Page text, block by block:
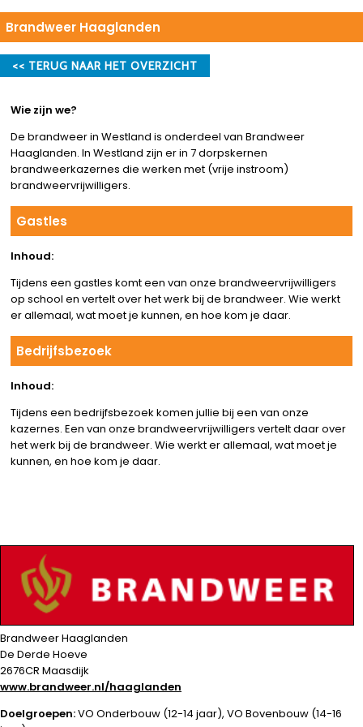
Brandweer Haaglanden
<< TERUG NAAR HET OVERZICHT
Wie zijn we?
De brandweer in Westland is onderdeel van Brandweer
Haaglanden. In Westland zijn er in 7 dorpskernen
brandweerkazernes die werken met (vrije instroom)
brandweervrijwilligers.
Gastles
Inhoud:
Tijdens een gastles komt een van onze brandweervrijwilligers
op school en vertelt over het werk bij de brandweer. Wie werkt
er allemaal, wat moet je kunnen, en hoe kom je daar.
Bedrijfsbezoek
Inhoud:
Tijdens een bedrijfsbezoek komen jullie bij een van onze
kazernes. Een van onze brandweervrijwilligers vertelt daar over
het werk bij de brandweer. Wie werkt er allemaal, wat moet je
kunnen, en hoe kom je daar.
Brandweer Haaglanden
De Derde Hoeve
2676CR Maasdijk
www.brandweer.nl/haaglanden
Doelgroepen:VO Onderbouw (12-14 jaar), VO Bovenbouw (14-16